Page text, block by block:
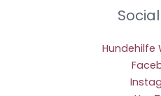
Hundehilfe